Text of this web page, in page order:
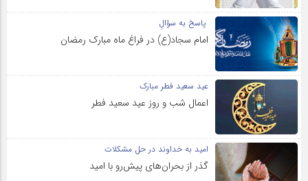
پاسخ به سؤالِ
امام سجاد(ع) در فراغ ماه مبارک رمضان
عید سعید فطر مبارک
اعمال شب و روز عید سعید فطر
امید به خداوند در حل مشکلات
گذر از بحران‌های پیش‌رو با امید